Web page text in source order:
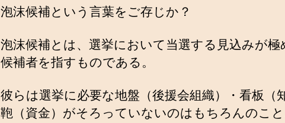
泡沫候補という言葉をご存じか？
泡沫候補とは、選挙において当選する見込みが極
候補者を指すものである。
彼らは選挙に必要な地盤（後援会組織）・看板（
鞄（資金）がそろっていないのはもちろんのこと